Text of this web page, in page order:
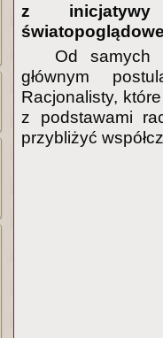
z inicjatywy
Od samych
głównym
Racjonalisty,
z podstawami
przybliżyć